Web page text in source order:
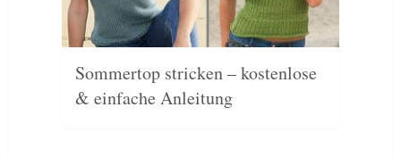
Sommertop stricken – kostenlose
& einfache Anleitung